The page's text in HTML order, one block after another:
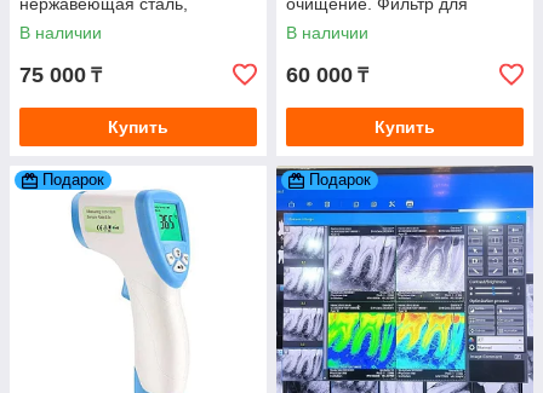
нержавеющая сталь,
стеклянная ёмкость)
В наличии
75 000 ₸
Купить
очищение. Фильтр для
очистки воды
В наличии
60 000 ₸
Купить
Подарок Подарок